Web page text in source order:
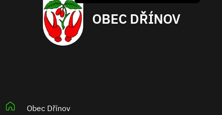
OBEC DŘÍNOV
Obec Dřínov